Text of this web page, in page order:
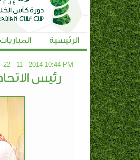
الرئيسية المباريات
22 - 11 - 2014 10:44 PM
رئيس